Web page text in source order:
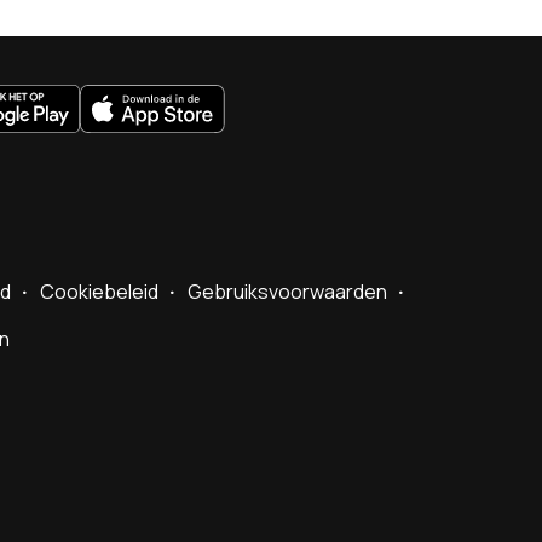
Cookiebeleid
Gebruiksvoorwaarden